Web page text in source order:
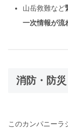
山岳救難など
一次情報が流
消防・防
このカンパニーラ